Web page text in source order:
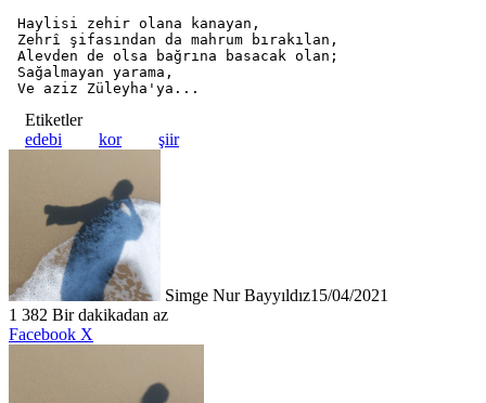
Haylisi zehir olana kanayan,
Zehrî şifasından da mahrum bırakılan,
Alevden de olsa bağrına basacak olan;
Sağalmayan yarama,
Ve aziz Züleyha'ya...
Etiketler
edebi
kor şiir
Simge Nur Bayyıldız15/04/2021
1 382 Bir dakikadan az
Facebook X